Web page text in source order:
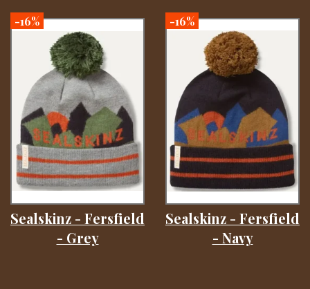
-16%
Sealskinz - Fersfield
- Grey
-16%
Sealskinz - Fersfield
- Navy